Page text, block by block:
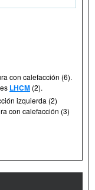
con calefacción (6).
LHCM (2).
izquierda (2)
con calefacción (3)